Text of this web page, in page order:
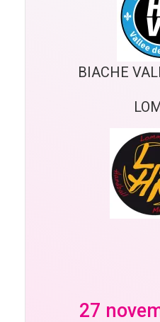
BIACHE
27